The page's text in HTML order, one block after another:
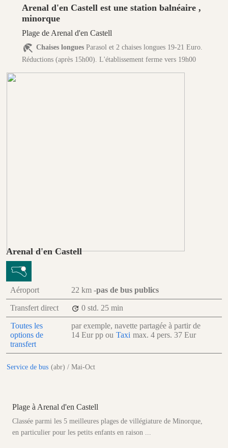
Arenal d'en Castell est une station balnéaire ,
minorque
Plage de Arenal d'en Castell
Chaises longues Parasol et 2 chaises longues 19-21 Euro.
Réductions (après 15h00). L'établissement ferme vers 19h00
Arenal d'en Castell
Aéroport 22 km -pas de bus publics
Transfert direct 0 std. 25 min
Toutes les
options de
transfert
par exemple, navette partagée à partir de
14 Eurpp ou Taxi max. 4 pers. 37 Eur
Service de bus (abr) / Mai-Oct
Plage à Arenal d'en Castell
Classée parmi les 5 meilleures plages de villégiature de Minorque,
en particulier pour les petits enfants en raison ...